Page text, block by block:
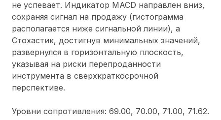
не успевает. Индикатор MACD направлен вниз,
сохраняя сигнал на продажу (гистограмма
располагается ниже сигнальной линии), а
Стохастик, достигнув минимальных значений,
развернулся в горизонтальную плоскость,
указывая на риски перепроданности
инструмента в сверхкраткосрочной
перспективе.
Уровни сопротивления: 69.00, 70.00, 71.00, 71.62.